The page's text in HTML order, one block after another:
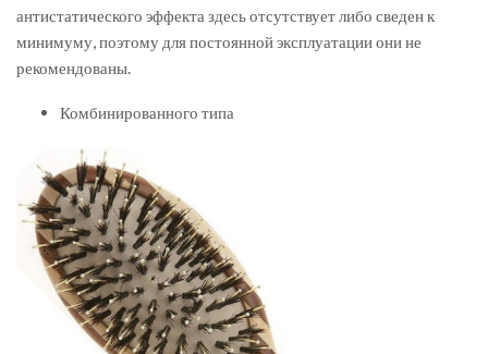
антистатического эффекта здесь отсутствует либо сведен к
минимуму, поэтому для постоянной эксплуатации они не
рекомендованы.
Комбинированного типа